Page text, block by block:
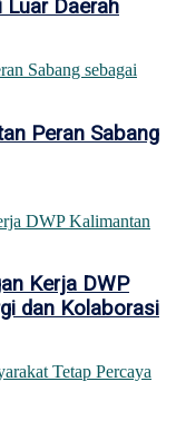
Luar Daerah
Peran Sabang
Kerja DWP
dan Kolaborasi